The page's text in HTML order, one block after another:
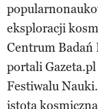
eksploracji
Centrum Badań
portali
Festiwalu
istota